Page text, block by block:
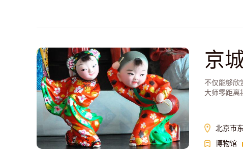
京
不仅能够欣
大师零距离
北京市
博物馆